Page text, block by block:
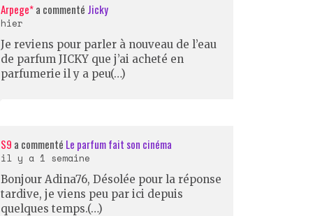
Arpege*a commenté Jicky
hier
Je reviens pour parler à nouveau de l’eau
de parfum JICKY que j’ai acheté en
parfumerie il y a peu(…)
S9 a commenté Le parfum fait son cinéma
il y a 1 semaine
Bonjour Adina76, Désolée pour la réponse
tardive, je viens peu par ici depuis
quelques temps.(…)